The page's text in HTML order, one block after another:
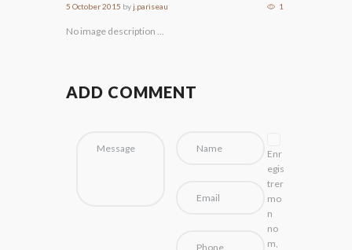
5 October 2015 byj.pariseau 1
No image description ...
ADD COMMENT
Enr
egis
trer
mo
n
no
m,